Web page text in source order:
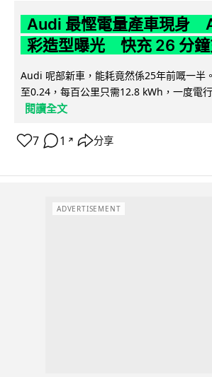
Audi 最慳電量產車現身
彩造型曝光 快充 26 分鐘
Audi 呢部新車，能耗竟然係25年前嘅一半
至0.24，每百公里只需12.8 kWh，一度電
閱讀全文
7 1 ↗ 分享
ADVERTISEMENT